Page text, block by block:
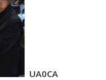
UA0CA